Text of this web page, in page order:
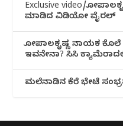
Exclusive video/
ಮಾಡಿದ ವಿಡಿಯೋ ವೈರಲ್
ಗೋಪಾಲಕೃಷ್ಣ ನಾಯಕ
ಇವನೇನಾ? ಸಿಸಿ
ಮಲೆನಾಡಿ‌ನ ಕೆರೆ ಭೇಟೆ